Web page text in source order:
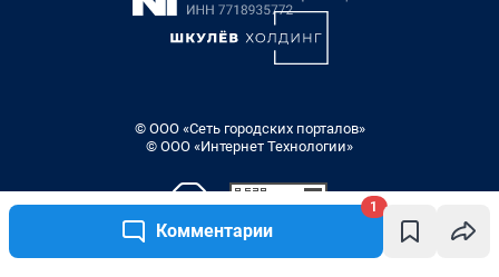
Комментарии
1
© ООО «Сеть городских порталов»
© ООО «Интернет Технологии»